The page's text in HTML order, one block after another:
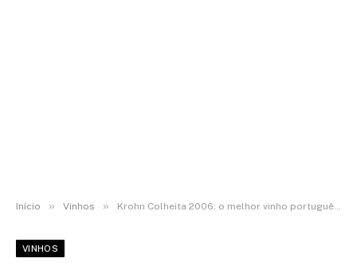
Início » Vinhos » Krohn Colheita 2006: o melhor vinho português na London Wine Competition
VINHOS